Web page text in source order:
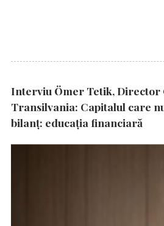
Interviu Ömer Tetik, Director
Transilvania: Capitalul care
bilanț: educația financiară